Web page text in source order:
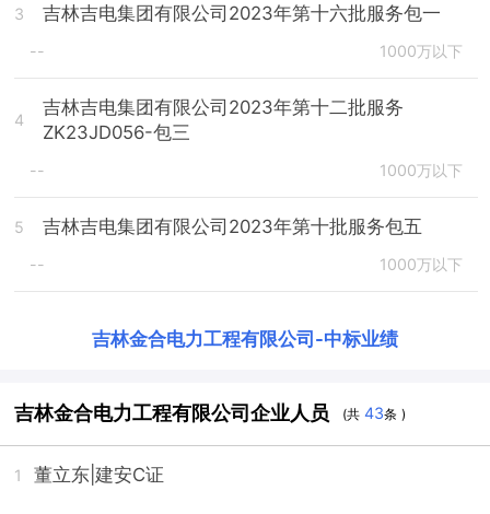
3 吉林吉电集团有限公司2023年第十六批服务包一
-- 1000万以下
4
吉林吉电集团有限公司2023年第十二批服务
ZK23JD056-包三
-- 1000万以下
5 吉林吉电集团有限公司2023年第十批服务包五
-- 1000万以下
吉林金合电力工程有限公司 -中标业绩
吉林金合电力工程有限公司企业人员 (共43条 )
1 董立东 |建安C证